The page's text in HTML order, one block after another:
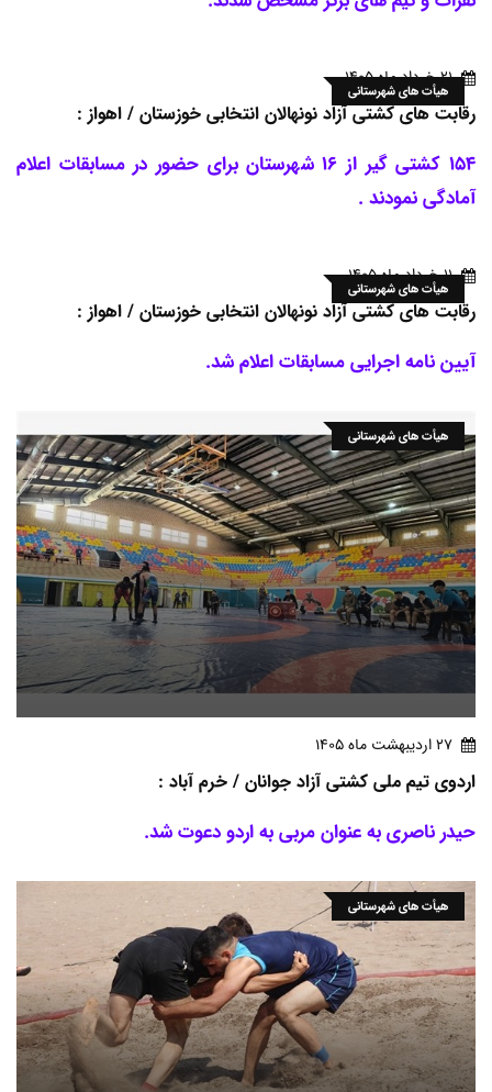
هیأت های شهرستانی
21 خرداد ماه 1405
رقابت های کشتی آزاد نونهالان انتخابی خوزستان / اهواز :
154 کشتی گیر از 16 شهرستان برای حضور در مسابقات اعلام
آمادگی نمودند .
هیأت های شهرستانی
11 خرداد ماه 1405
رقابت های کشتی آزاد نونهالان انتخابی خوزستان / اهواز :
آیین نامه اجرایی مسابقات اعلام شد.
هیأت های شهرستانی
27 ارديبهشت ماه 1405
اردوی تیم ملی کشتی آزاد جوانان / خرم آباد :
حیدر ناصری به عنوان مربی به اردو دعوت شد.
هیأت های شهرستانی